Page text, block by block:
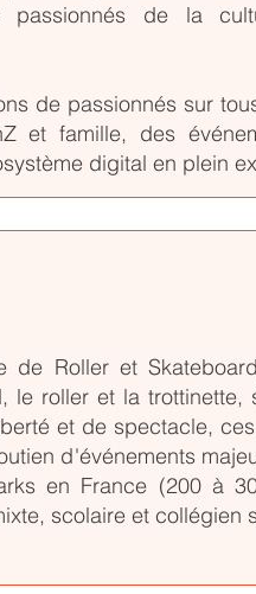
passionnés de la
de passionnés sur
et famille, des
digital en plein
de Roller et
le roller et la trottinette,
et de spectacle,
d'événements
en France (200 à
scolaire et collégien